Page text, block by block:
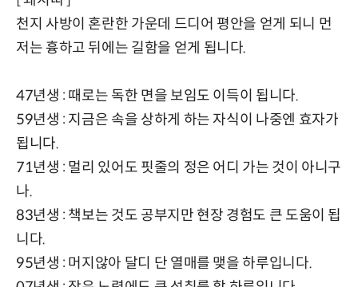
천지 사방이 혼란한 가운데 드디어 평안을 얻게 되니 먼
저는 흉하고 뒤에는 길함을 얻게 됩니다.
47년생 : 때로는 독한 면을 보임도 이득이 됩니다.
59년생 : 지금은 속을 상하게 하는 자식이 나중엔 효자가
됩니다.
71년생 : 멀리 있어도 핏줄의 정은 어디 가는 것이 아니구
나.
83년생 : 책보는 것도 공부지만 현장 경험도 큰 도움이 됩
니다.
95년생 : 머지않아 달디 단 열매를 맺을 하루입니다.